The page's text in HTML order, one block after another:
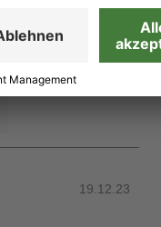
19.12.23